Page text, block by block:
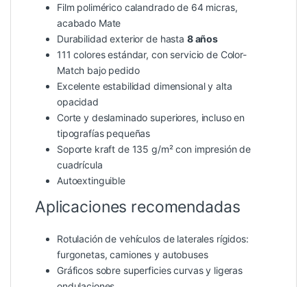
Film polimérico calandrado de 64 micras,
acabado Mate
Durabilidad exterior de hasta 8 años
111 colores estándar, con servicio de Color-
Match bajo pedido
Excelente estabilidad dimensional y alta
opacidad
Corte y deslaminado superiores, incluso en
tipografías pequeñas
Soporte kraft de 135 g/m² con impresión de
cuadrícula
Autoextinguible
Aplicaciones recomendadas
Rotulación de vehículos de laterales rígidos:
furgonetas, camiones y autobuses
Gráficos sobre superficies curvas y ligeras